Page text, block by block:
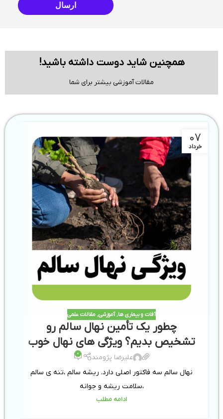
همچنین شاید دوست داشته باشید!
مقالات آموزشی بیشتر برای شما
07
خرداد
آفات و بیماری ها,آموزشی, مقالات علمی
چطور یک تأمین نهال سالم رو
تشخیص بدیم؟ ویژگی های نهال خوب
علیرضا پژومند 0
نهال سالم سه فاکتور اصلی دارد. ریشه سالم ،تنه ی سالم
،سلامت ریشه و جوانه
ادامه مطلب